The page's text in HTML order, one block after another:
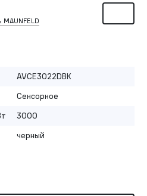
AVCE3022DBK
Сенсорное
3000
черный